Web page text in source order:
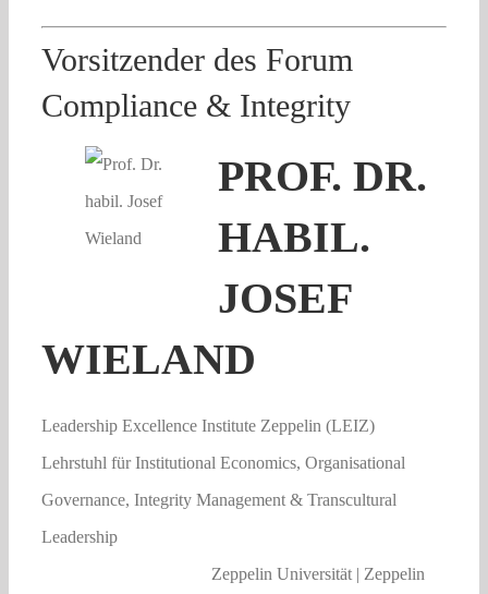
Vorsitzender des Forum
Compliance & Integrity
PROF. DR.
HABIL.
JOSEF
WIELAND
Leadership Excellence Institute Zeppelin (LEIZ)
Lehrstuhl für Institutional Economics, Organisational
Governance, Integrity Management & Transcultural
Leadership
Zeppelin Universität | Zeppelin